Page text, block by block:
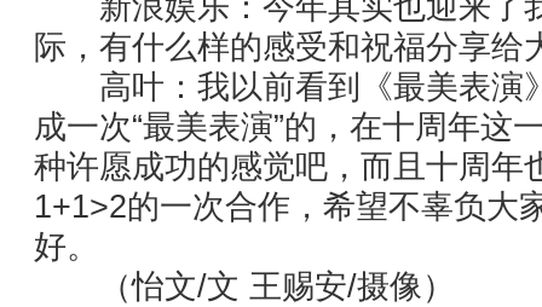
际，有什么样的感受和祝福分享给
高叶：我以前看到《最美表演
成一次“最美表演”的，在十周年这
种许愿成功的感觉吧，而且十周年
1+1>2的一次合作，希望不辜负大
好。
（怡文/文 王赐安/摄像）